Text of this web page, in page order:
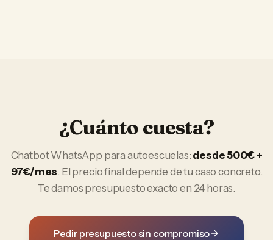
¿Cuánto cuesta?
Chatbot WhatsApp paraautoescuelas: desde 500€ +
97€/mes. El precio final depende de tu caso concreto.
Te damos presupuesto exacto en 24 horas.
Pedir presupuesto sin compromiso